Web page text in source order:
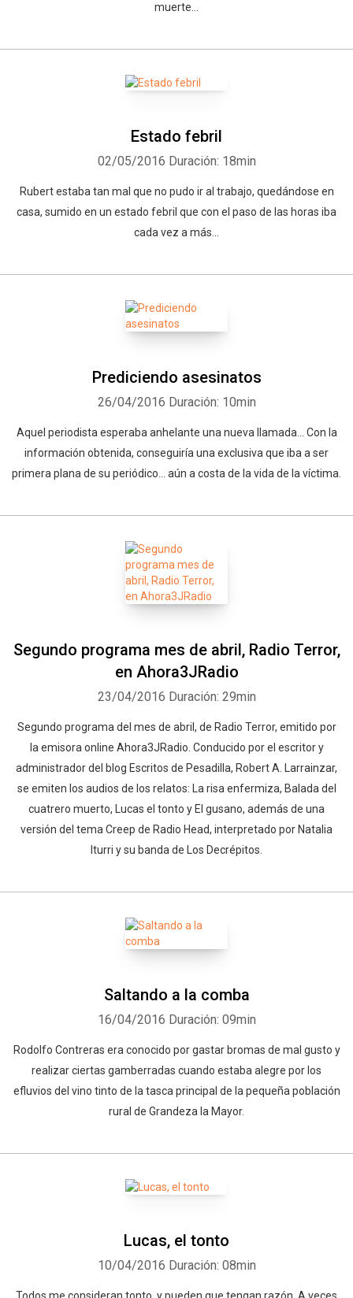
muerte...
Estado febril
02/05/2016 Duración: 18min
Rubert estaba tan mal que no pudo ir al trabajo, quedándose en
casa, sumido en un estado febril que con el paso de las horas iba
cada vez a más...
Prediciendo asesinatos
26/04/2016 Duración: 10min
Aquel periodista esperaba anhelante una nueva llamada... Con la
información obtenida, conseguiría una exclusiva que iba a ser
primera plana de su periódico... aún a costa de la vida de la víctima.
Segundo programa mes de abril, Radio Terror,
en Ahora3JRadio
23/04/2016 Duración: 29min
Segundo programa del mes de abril, de Radio Terror, emitido por
la emisora online Ahora3JRadio. Conducido por el escritor y
administrador del blog Escritos de Pesadilla, Robert A. Larrainzar,
se emiten los audios de los relatos: La risa enfermiza, Balada del
cuatrero muerto, Lucas el tonto y El gusano, además de una
versión del tema Creep de Radio Head, interpretado por Natalia
Iturri y su banda de Los Decrépitos.
Saltando a la comba
16/04/2016 Duración: 09min
Rodolfo Contreras era conocido por gastar bromas de mal gusto y
realizar ciertas gamberradas cuando estaba alegre por los
efluvios del vino tinto de la tasca principal de la pequeña población
rural de Grandeza la Mayor.
Lucas, el tonto
10/04/2016 Duración: 08min
Facebook Twitter